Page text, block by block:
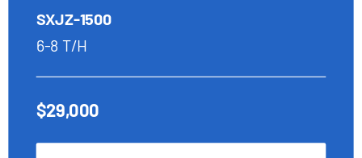
SXJZ-1500
6-8 T/H
$29,000